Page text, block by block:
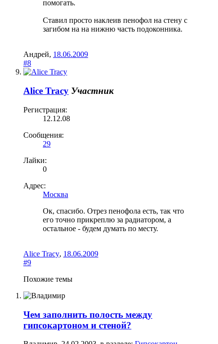
помогать.
Ставил просто наклеив пенофол на стену с
загибом на на нижню часть подоконника.
Андрей, 18.06.2009
#8
Alice Tracy Участник
Регистрация:
12.12.08
Сообщения:
29
Лайки:
0
Адрес:
Москва
Ок, спасибо. Отрез пенофола есть, так что
его точно прикреплю за радиатором, а
остальное - будем думать по месту.
Alice Tracy, 18.06.2009
#9
Похожие темы
Чем заполнить полость между
гипсокартоном и стеной?